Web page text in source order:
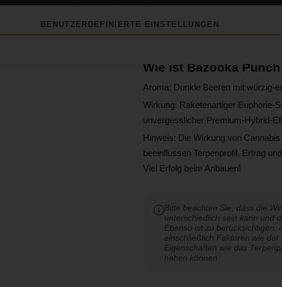
BENUTZERDEFINIERTE EINSTELLUNGEN
- Späte Blütephase: Stützen für
- Ausgewogene, konstante
- Intensives Aroma durch
Wie ist Bazooka
Aroma: Dunkle Beeren mit würzig-
Wirkung: Raketenartiger Euphorie-
unvergesslicher Premium-Hybrid-
Hinweis: Die Wirkung von
beeinflussen Terpenprofil, Ertrag
Viel Erfolg beim Anbauen!
Bitte beachten Sie, dass die
unterschiedlich sein kann und
Ebenso ist zu berücksichtigen,
einschließlich Faktoren wie
Eigenschaften wie das
haben können.